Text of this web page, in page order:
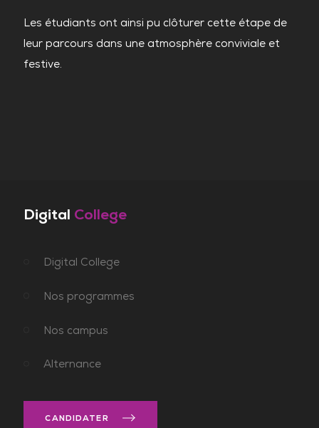
Les étudiants ont ainsi pu clôturer cette étape de
leur parcours dans une atmosphère conviviale et
festive.
Digital College
Digital College
Nos programmes
Nos campus
Alternance
CANDIDATER